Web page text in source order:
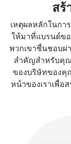
สร้
เหตุผลหลักในกา
ให้มาที่แบรนด์ข
พวกเขาชื่นชอบผ่
สำคัญสำหรับคุณ
ของบริษัทของคุ
หน้าของเราเพื่